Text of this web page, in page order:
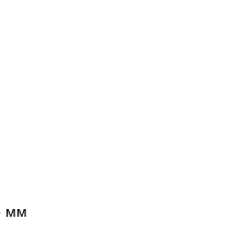
мм